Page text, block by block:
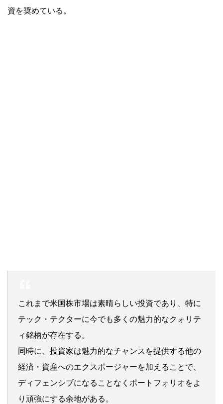
資を奨めている。
これまで米国株市場は素晴らしい投資であり、特に
テック・テクターに今でも多くの魅力的なクォリテ
ィ銘柄が存在する。
同時に、投資家は魅力的なチャンスを提供する他の
経済・資産へのエクスポージャーを加えることで、
ディフェンシブになることなくポートフォリオをよ
り頑強にする余地がある。